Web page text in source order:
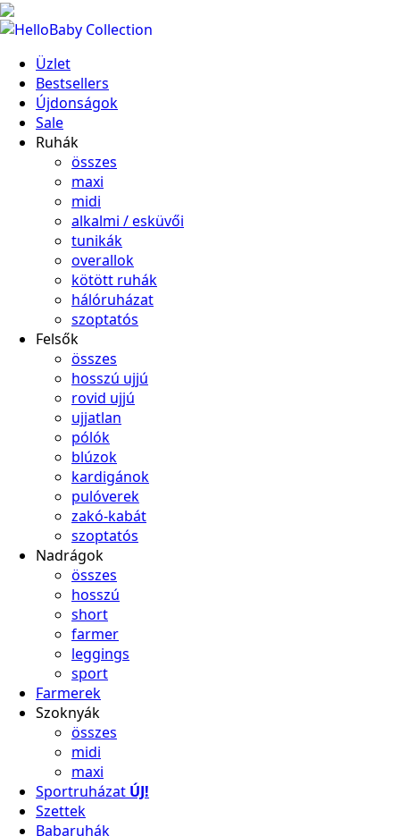
Üzlet
Bestsellers
Újdonságok
Sale
Ruhák
összes
maxi
midi
alkalmi / esküvői
tunikák
overallok
kötött ruhák
hálóruházat
szoptatós
Felsők
összes
hosszú ujjú
rovid ujjú
ujjatlan
pólók
blúzok
kardigánok
pulóverek
zakó-kabát
szoptatós
Nadrágok
összes
hosszú
short
farmer
leggings
sport
Farmerek
Szoknyák
összes
midi
maxi
Sportruházat ÚJ!
Szettek
Babaruhák